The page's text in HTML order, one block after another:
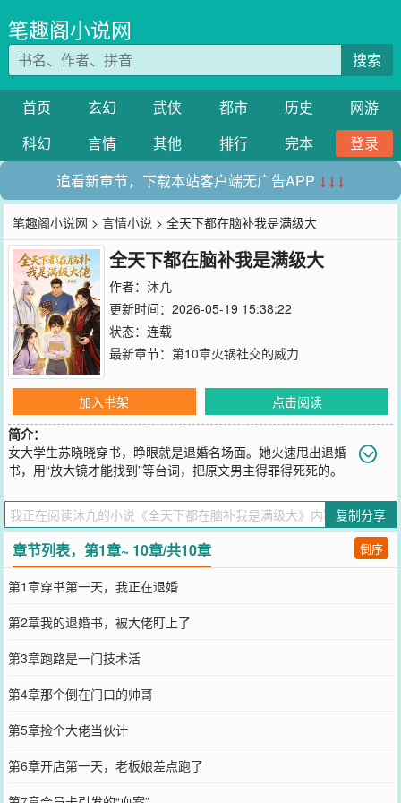
笔趣阁小说网
搜索
首页 玄幻 武侠 都市 历史
网游
科幻
言情 其他 排行 完本
登录
追看新章节，下载本站客户端无广告APP ↓↓↓
笔趣阁小说网 >言情小说 > 全天下都在脑补我是满级大
全天下都在脑补我是满级大
作者： 沐凣
更新时间：2026-05-19 15:38:22
状态：连载
最新章节： 第10章火锅社交的威力
加入书架
点击阅读
简介：
女大学生苏晓晓穿书，睁眼就是退婚名场面。她火速甩出退婚
书，用“放大镜才能找到”等台词，把原文男主得罪得死死的。
鱼攒钱养老，但大佬们不允许。剑尊送来功法，魔尊送来法宝，会长
送来黑卡……她开的“员工关怀”“会员积分”体系，被外界解读为精密的
情报网和筛选机制。她越解释“真不是那样”，众人就越觉得她“高深莫
测”，导致各方势力齐聚她的杂货铺，打探这位“隐世高人”。她忙着用
“火锅社交”调和矛盾，用“狼人杀”分解恩怨时，误服了护法自带的“真
话水”直接在众人面前暴露了真实想法，震惊全场。她身份暴露引来质
疑和追杀。千钧一发之际，店员沈渡显露修为，护在她身前。他当众
揭晓自己上古魔神的身份，并宣告：“她不是什么狗屁天道，她是我祖
宗。谁有意见？”事后，他凑到她耳边轻笑：“老板，员工保护费，麻
烦结一下，我只要你。”
您要是觉得《全天下都在脑补我是满级大
您QQ群和微博微信里的朋友推荐哦！
复制分享
章节列表，第1章~ 10章/共10章 倒序
第1章穿书第一天，我正在退婚
第2章我的退婚书，被大佬盯上了
第3章跑路是一门技术活
第4章那个倒在门口的帅哥
第5章捡个大佬当伙计
第6章开店第一天，老板娘差点跑了